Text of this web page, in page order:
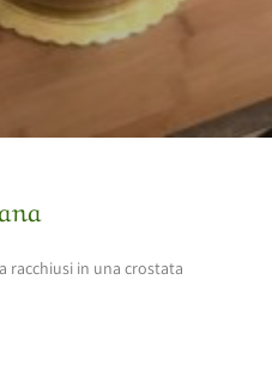
racchiusi in una crostata